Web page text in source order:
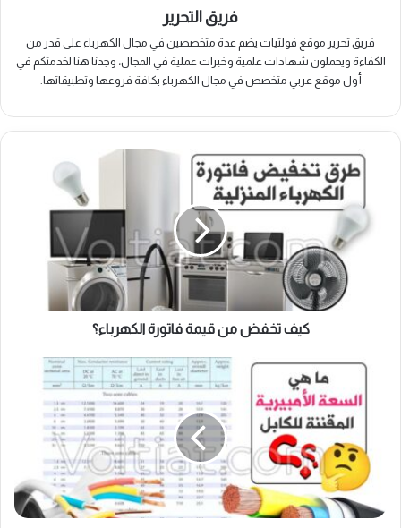
فريق التحرير
فريق تحرير موقع فولتيات يضم عدة متخصصين في مجال الكهرباء على قدر من
الكفاءة ويحملون شهادات علمية وخبرات عملية في المجال، وجدنا هنا لخدمتكم في
أول موقع عربي متخصص في مجال الكهرباء بكافة فروعها وتطبيقاتها.
تخفض
قيمة
فاتورة
الكهرباء؟
كيف تخفض من قيمة فاتورة الكهرباء؟
السعة
للكابل
الكهربائي